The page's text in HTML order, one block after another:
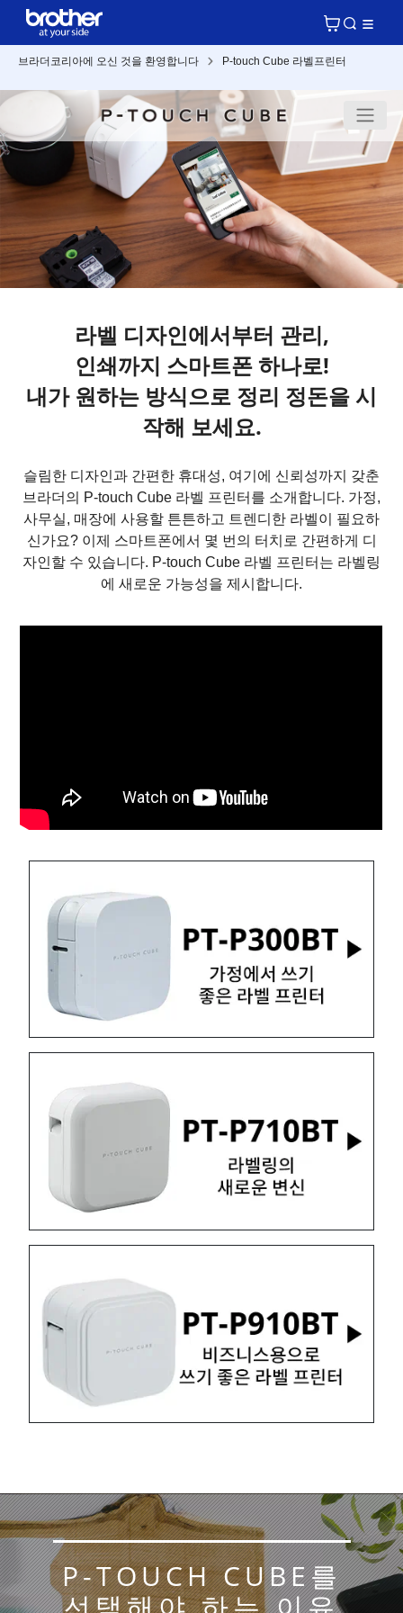
브라더코리아에 오신 것을 환영합니다 P-touch Cube 라벨프린터
라벨 디자인에서부터 관리,
인쇄까지 스마트폰 하나로!
내가 원하는 방식으로 정리 정돈을 시
작해 보세요.
슬림한 디자인과 간편한 휴대성, 여기에 신뢰성까지 갖춘
브라더의 P-touch Cube 라벨 프린터를 소개합니다. 가정,
사무실, 매장에 사용할 튼튼하고 트렌디한 라벨이 필요하
신가요? 이제 스마트폰에서 몇 번의 터치로 간편하게 디
자인할 수 있습니다. P-touch Cube 라벨 프린터는 라벨링
에 새로운 가능성을 제시합니다.
P-TOUCH CUBE를